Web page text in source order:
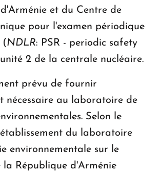
et du Centre de
pour l'examen périodique
(NDLR: PSR - periodic safety
2 de la centrale nucléaire.
prévu de fournir
nécessaire au laboratoire de
Selon le
du laboratoire
environnementale sur le
République d'Arménie